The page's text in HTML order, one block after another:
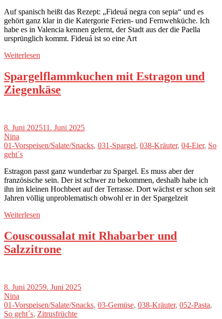
Auf spanisch heißt das Rezept: „Fideuá negra con sepia“ und es
gehört ganz klar in die Katergorie Ferien- und Fernwehküche. Ich
habe es in Valencia kennen gelernt, der Stadt aus der die Paella
ursprünglich kommt. Fideuá ist so eine Art
Weiterlesen
Spargelflammkuchen mit Estragon und
Ziegenkäse
8. Juni 202511. Juni 2025
Nina
01-Vorspeisen/Salate/Snacks, 031-Spargel, 038-Kräuter, 04-Eier, So
geht´s
Estragon passt ganz wunderbar zu Spargel. Es muss aber der
französische sein. Der ist schwer zu bekommen, deshalb habe ich
ihn im kleinen Hochbeet auf der Terrasse. Dort wächst er schon seit
Jahren völlig unproblematisch obwohl er in der Spargelzeit
Weiterlesen
Couscoussalat mit Rhabarber und
Salzzitrone
8. Juni 20259. Juni 2025
Nina
01-Vorspeisen/Salate/Snacks, 03-Gemüse, 038-Kräuter, 052-Pasta,
So geht´s, Zitrusfrüchte